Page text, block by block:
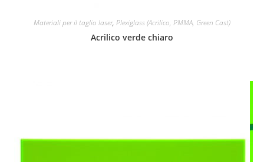
Materiali per il taglio laser, Plexiglass (Acrilico, PMMA, Green Cast)
Acrilico verde chiaro